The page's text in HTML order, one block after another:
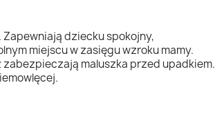
dziecku spokojny,
miejscu w zasięgu wzroku mamy.
maluszka przed upadkiem.